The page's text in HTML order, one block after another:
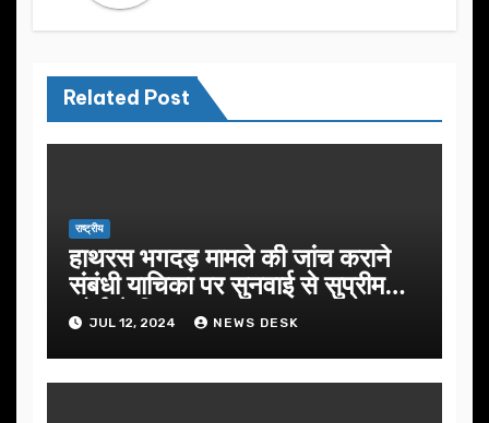
Related Post
राष्ट्रीय
हाथरस भगदड़ मामले की जांच कराने
संबंधी याचिका पर सुनवाई से सुप्रीम
कोर्ट ने किया इनकार
JUL 12, 2024 NEWS DESK